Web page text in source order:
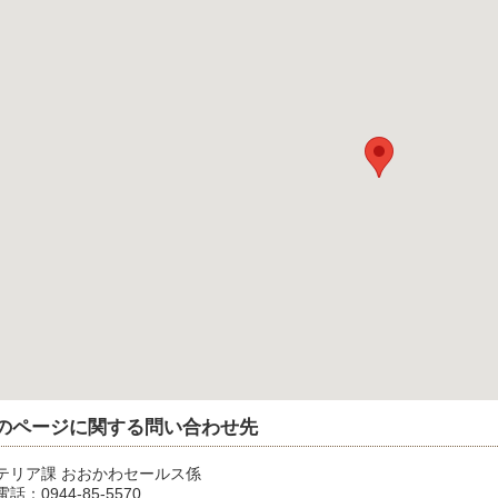
ページに関する問い合わせ先
リア課 おおかわセールス係
話：0944-85-5570